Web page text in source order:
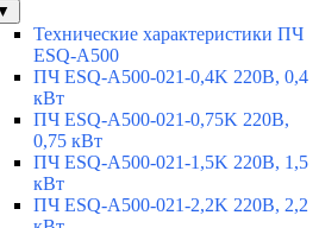
Технические характеристики ПЧ
ESQ-A500
ПЧ ESQ-A500-021-0,4K 220В, 0,4
кВт
ПЧ ESQ-A500-021-0,75K 220В,
0,75 кВт
ПЧ ESQ-A500-021-1,5K 220В, 1,5
кВт
ПЧ ESQ-A500-021-2,2K 220В, 2,2